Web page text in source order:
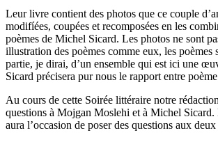
Leur livre contient des photos que ce couple
modifíées, coupées et recomposées en les
poèmes de Michel Sicard. Les photos ne sont
illustration des poèmes comme eux, les poèmes
partie, je dirai, d’un ensemble qui est ici une
Sicard précisera pur nous le rapport entre
Au cours de cette Soirée littéraire notre
questions à Mojgan Moslehi et à Michel
aura l’occasion de poser des questions aux deux